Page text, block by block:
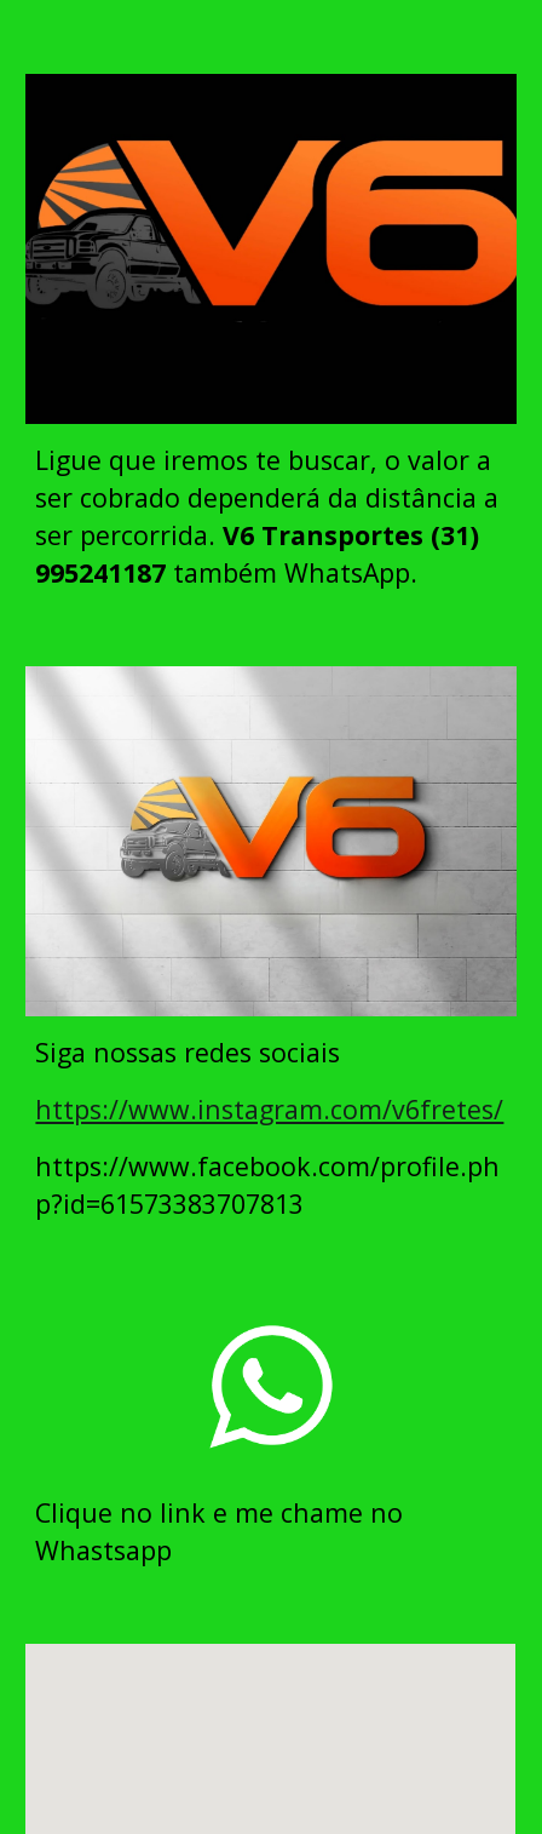
Ligue que iremos te buscar, o valor a
ser cobrado dependerá da distância a
ser percorrida.V6 Transportes (31)
995241187 também WhatsApp.
Siga nossas redes sociais
https://www.instagram.com/v6fretes/
https://www.facebook.com/profile.ph
p?id=61573383707813
Clique no link e me chame no
Whastsapp